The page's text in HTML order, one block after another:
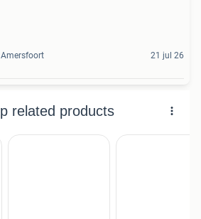
Amersfoort 21 jul 26